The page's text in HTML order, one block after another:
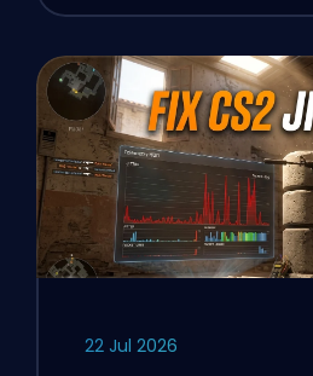
22 Jul 2026